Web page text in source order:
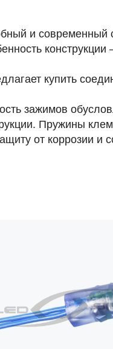
и современный
купить
зажимов
Пружины
от коррозии и